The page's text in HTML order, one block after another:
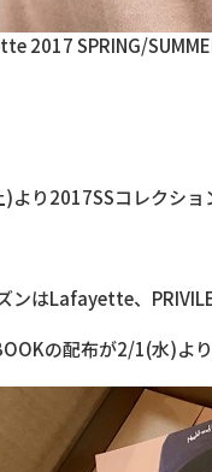
2017 SPRING/
より2017SSコレクショ
ンはLafayette、
の配布が2/1(水)よ